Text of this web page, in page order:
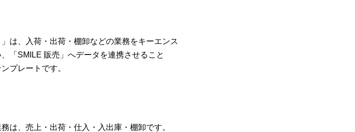
は、入荷・出荷・棚卸などの業務をキーエンス
「SMILE 販売」へデータを連携させること
プレートです。
は、売上・出荷・仕入・入出庫・棚卸です。